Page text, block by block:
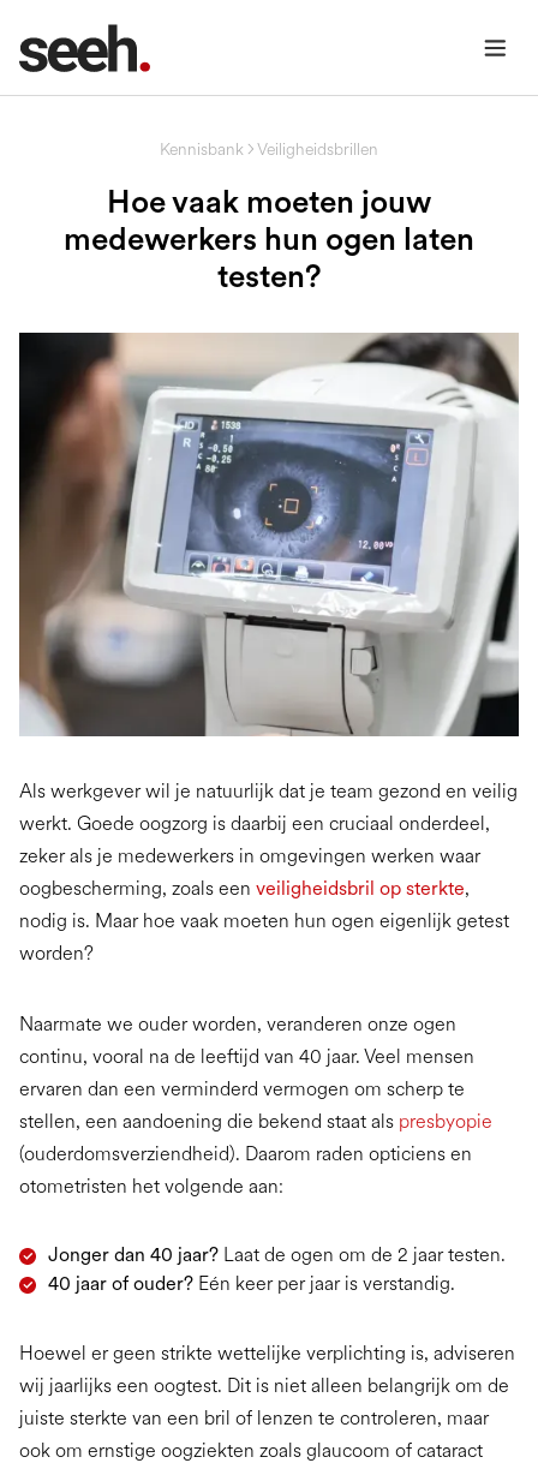
Kennisbank Veiligheidsbrillen
Hoe vaak moeten jouw
medewerkers hun ogen laten
testen?
Als werkgever wil je natuurlijk dat je team gezond en veilig
werkt. Goede oogzorg is daarbij een cruciaal onderdeel,
zeker als je medewerkers in omgevingen werken waar
oogbescherming, zoals een veiligheidsbril op sterkte,
nodig is. Maar hoe vaak moeten hun ogen eigenlijk getest
worden?
Naarmate we ouder worden, veranderen onze ogen
continu, vooral na de leeftijd van 40 jaar. Veel mensen
ervaren dan een verminderd vermogen om scherp te
stellen, een aandoening die bekend staat als presbyopie
(ouderdomsverziendheid). Daarom raden opticiens en
otometristen het volgende aan:
Jonger dan 40 jaar? Laat de ogen om de 2 jaar testen.
40 jaar of ouder? Eén keer per jaar is verstandig.
Hoewel er geen strikte wettelijke verplichting is, adviseren
wij jaarlijks een oogtest. Dit is niet alleen belangrijk om de
juiste sterkte van een bril of lenzen te controleren, maar
ook om ernstige oogziekten zoals glaucoom of cataract